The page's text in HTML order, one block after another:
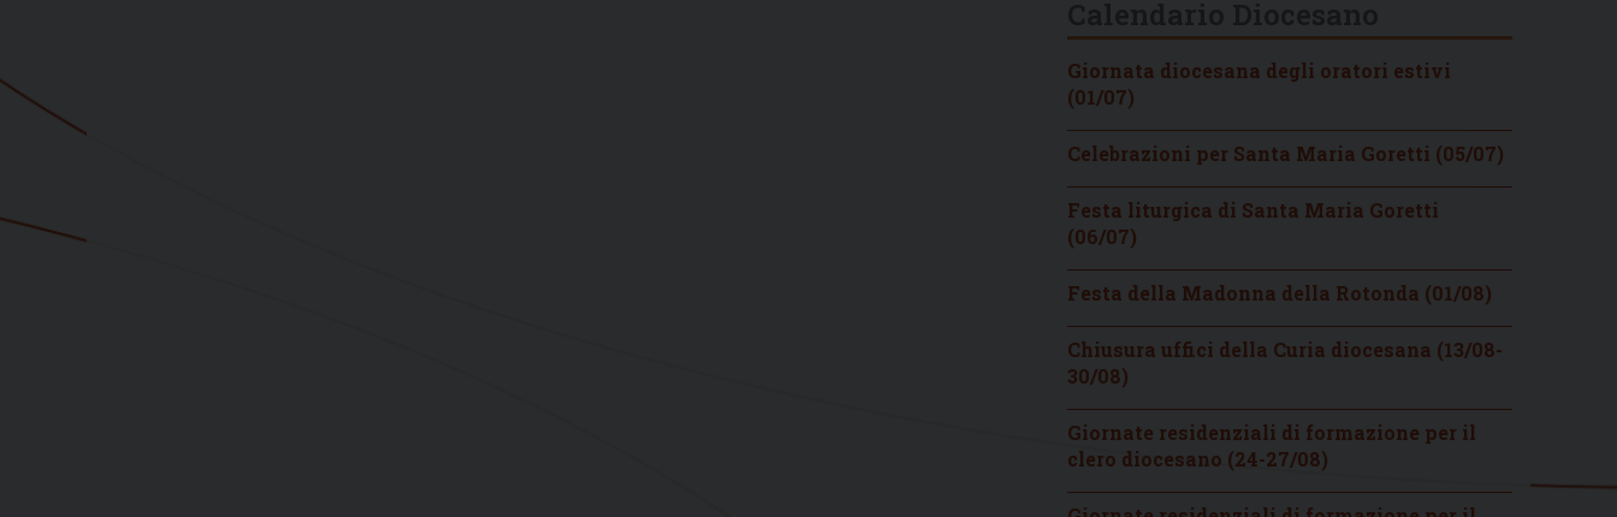
Giornata diocesana degli oratori estivi
(01/07)
Celebrazioni per Santa Maria Goretti (05/07)
Festa liturgica di Santa Maria Goretti
(06/07)
Festa della Madonna della Rotonda (01/08)
Chiusura uffici della Curia diocesana (13/08-
30/08)
Giornate residenziali di formazione per il
clero diocesano (24-27/08)